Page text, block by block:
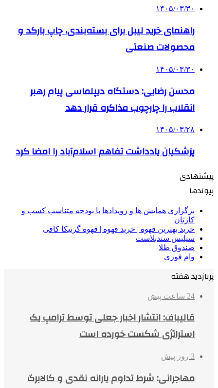
۱۴۰۵/۰۳/۳۰
راهنمای خرید لیبل برای بسته‌بندی، چاپ بارکد و
محصولات صنعتی
۱۴۰۵/۰۳/۳۰
محسن رضایی: دستگاه دیپلماسی پیام رهبر
انقلاب را چارچوب مذاکره قرار دهد
۱۴۰۵/۰۳/۲۸
پزشکیان یادداشت تفاهم اسلام‌آباد را امضا کرد
پیشنهادی
پیوندها
برگزاری همایش ها و رویدادها با بودجه متناسب کسب و
کارتان
خرید بهترین قهوه | خرید قهوه | قهوه گرنیکا کافی
سیلیس سندبلاست
صندوق طلا
وام فوری
پربازدید هفته
24 ساعت پیش
قالیباف: انتشار اخبار جعلی توسط ترامپ یک
استراتژی شکست خورده است
3 روز پیش
مهاجرانی: شرط تداوم یارانه نقدی و کالابرگ